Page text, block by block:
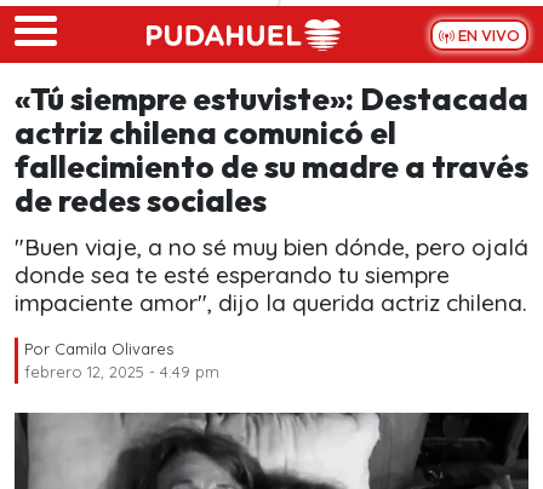
Skip to main content
EN VIVO
«Tú siempre estuviste»: Destacada
actriz chilena comunicó el
fallecimiento de su madre a través
de redes sociales
"Buen viaje, a no sé muy bien dónde, pero ojalá
donde sea te esté esperando tu siempre
impaciente amor", dijo la querida actriz chilena.
Por Camila Olivares
febrero 12, 2025 - 4:49 pm